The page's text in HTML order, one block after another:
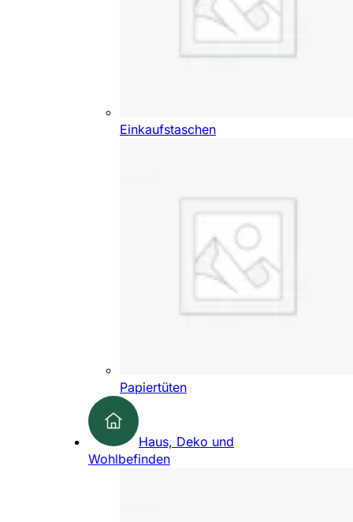
Einkaufstaschen
Papiertüten
Haus, Deko und
Wohlbefinden